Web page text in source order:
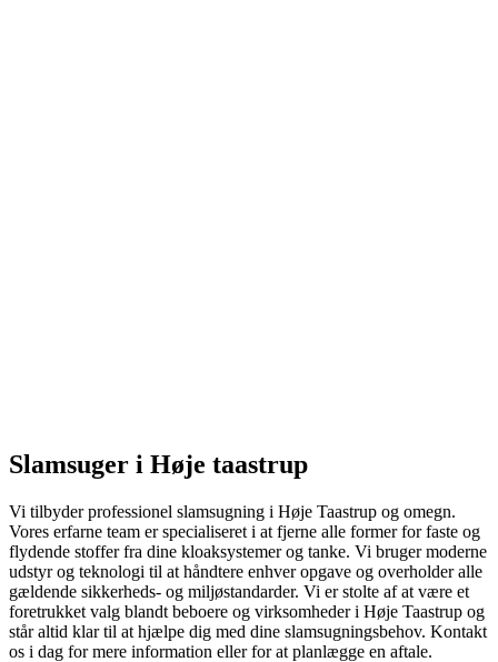
Slamsuger i Høje taastrup
Vi tilbyder professionel slamsugning i Høje Taastrup og omegn.
Vores erfarne team er specialiseret i at fjerne alle former for faste og
flydende stoffer fra dine kloaksystemer og tanke. Vi bruger moderne
udstyr og teknologi til at håndtere enhver opgave og overholder alle
gældende sikkerheds- og miljøstandarder. Vi er stolte af at være et
foretrukket valg blandt beboere og virksomheder i Høje Taastrup og
står altid klar til at hjælpe dig med dine slamsugningsbehov. Kontakt
os i dag for mere information eller for at planlægge en aftale.